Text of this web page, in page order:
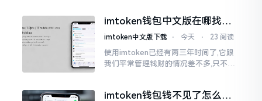
imtoken钱包中文版在哪找？
老手教你避坑
imtoken中文版下载 ⋅ 今天 ⋅ 23 阅读
使用imtoken已经有两三年时间了,它跟
我们平常管理钱财的情况差不多,只不过
许许多多的链接
imtoken钱包钱不见了怎么